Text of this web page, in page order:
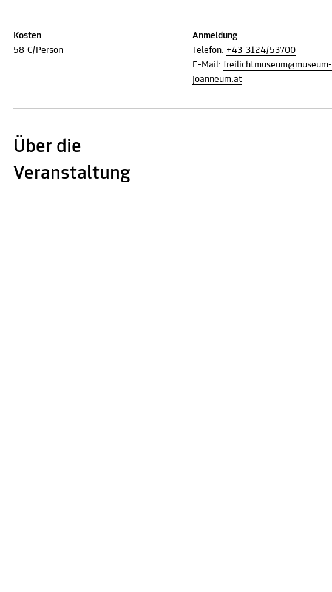
Kosten
58 €/Person
Anmeldung
Telefon: +43-3124/53700
E-Mail: freilichtmuseum@museum-
joanneum.at
Über die
Veranstaltung